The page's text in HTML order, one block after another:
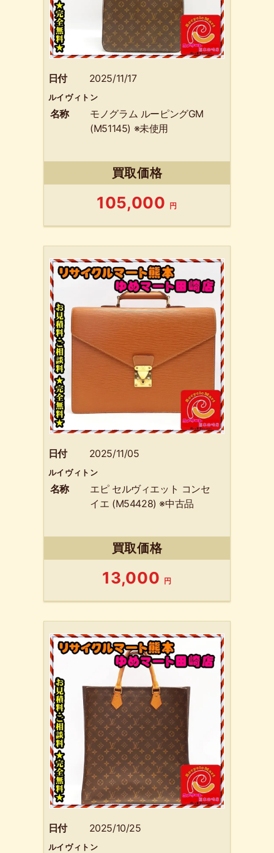
日付 2025/11/17
ルイヴィトン
名称
モノグラム ルーピングGM
(M51145) ※未使用
買取価格
105,000 円
日付 2025/11/05
ルイヴィトン
名称
エピ セルヴィエット コンセ
イエ (M54428) ※中古品
買取価格
13,000 円
日付 2025/10/25
ルイヴィトン